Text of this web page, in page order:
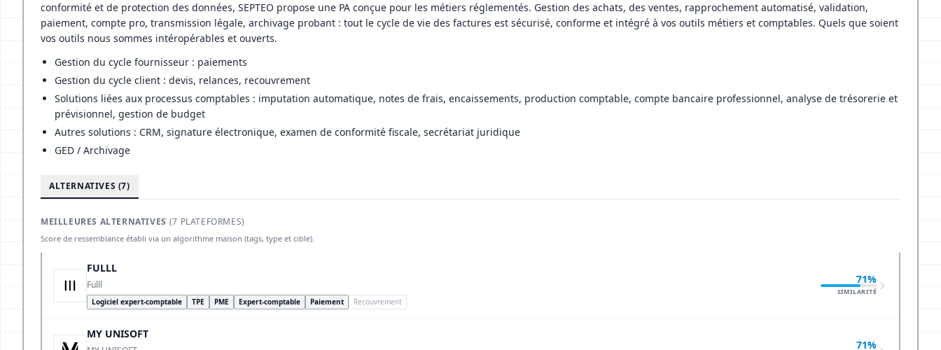
conformité et de protection des données, SEPTEO propose une PA conçue pour les métiers réglementés. Gestion des achats, des ventes, rapprochement automatisé, validation,
paiement, compte pro, transmission légale, archivage probant : tout le cycle de vie des factures est sécurisé, conforme et intégré à vos outils métiers et comptables. Quels que soient
vos outils nous sommes intéropérables et ouverts.
Gestion du cycle fournisseur : paiements
Gestion du cycle client : devis, relances, recouvrement
Solutions liées aux processus comptables : imputation automatique, notes de frais, encaissements, production comptable, compte bancaire professionnel, analyse de trésorerie et
prévisionnel, gestion de budget
Autres solutions : CRM, signature électronique, examen de conformité fiscale, secrétariat juridique
GED / Archivage
ALTERNATIVES (7)
MEILLEURES ALTERNATIVES (7 PLATEFORMES)
Score de ressemblance établi via un algorithme maison (tags, type et cible).
FULLL
Fulll
Logiciel expert-comptable TPE PME Expert-comptable Paiement Recouvrement
71%
SIMILARITÉ
MY UNISOFT
71%